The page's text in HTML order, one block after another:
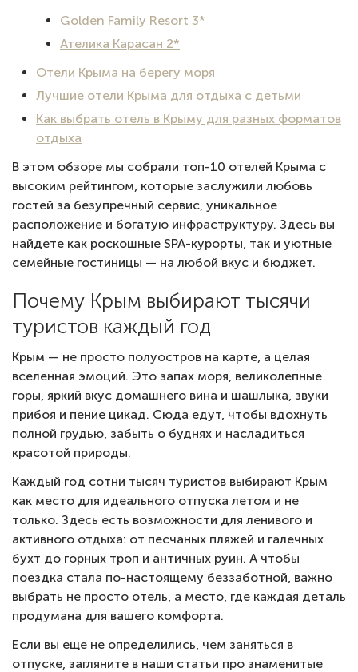
Golden Family Resort 3*
Ателика Карасан 2*
Отели Крыма на берегу моря
Лучшие отели Крыма для отдыха с детьми
Как выбрать отель в Крыму для разных форматов
отдыха
В этом обзоре мы собрали топ-10 отелей Крыма с
высоким рейтингом, которые заслужили любовь
гостей за безупречный сервис, уникальное
расположение и богатую инфраструктуру. Здесь вы
найдете как роскошные SPA-курорты, так и уютные
семейные гостиницы — на любой вкус и бюджет.
Почему Крым выбирают тысячи
туристов каждый год
Крым — не просто полуостров на карте, а целая
вселенная эмоций. Это запах моря, великолепные
горы, яркий вкус домашнего вина и шашлыка, звуки
прибоя и пение цикад. Сюда едут, чтобы вдохнуть
полной грудью, забыть о буднях и насладиться
красотой природы.
Каждый год сотни тысяч туристов выбирают Крым
как место для идеального отпуска летом и не
только. Здесь есть возможности для ленивого и
активного отдыха: от песчаных пляжей и галечных
бухт до горных троп и античных руин. А чтобы
поездка стала по-настоящему беззаботной, важно
выбрать не просто отель, а место, где каждая деталь
продумана для вашего комфорта.
Если вы еще не определились, чем заняться в
отпуске, загляните в наши статьи про знаменитые